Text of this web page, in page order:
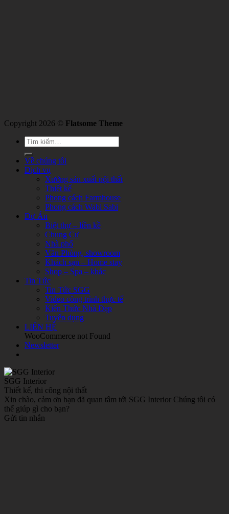
Copyright 2026 © Flatsome Theme
Về chúng tôi
Dịch vụ
Xưởng sản xuất nội thất
Thiết kế
Phong cách Farmhouse
Phong cách Wabi Sabi
Dự Án
Biệt thự – liền kề
Chung Cư
Nhà phố
Văn Phòng, showroom
Khách sạn – Home stay
Shop – Spa – khác
Tin Tức
Tin Tức SGG
Video công trình thực tế
Kiến Thức Nhà Đẹp
Tuyển dụng
LIÊN HỆ
WooCommerce not Found
Newsletter
SGG Interior
Thiết kế, thi công nội thất
Xin chào, cảm ơn bạn đã quan tâm tới SGG Interior Chúng tôi có
thể giúp gì cho bạn?
Gửi tin nhắn